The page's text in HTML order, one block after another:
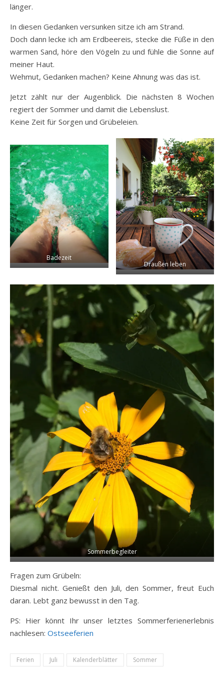
länger.
In diesen Gedanken versunken sitze ich am Strand.
Doch dann lecke ich am Erdbeereis, stecke die Füße in den
warmen Sand, höre den Vögeln zu und fühle die Sonne auf
meiner Haut.
Wehmut, Gedanken machen? Keine Ahnung was das ist.
Jetzt zählt nur der Augenblick. Die nächsten 8 Wochen
regiert der Sommer und damit die Lebenslust.
Keine Zeit für Sorgen und Grübeleien.
Badezeit
Draußen leben
Sommerbegleiter
Fragen zum Grübeln:
Diesmal nicht. Genießt den Juli, den Sommer, freut Euch
daran. Lebt ganz bewusst in den Tag.
PS: Hier könnt Ihr unser letztes Sommerferienerlebnis
nachlesen: Ostseeferien
Ferien Juli Kalenderblätter Sommer